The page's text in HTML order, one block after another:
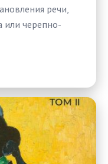
речи,
или черепно-